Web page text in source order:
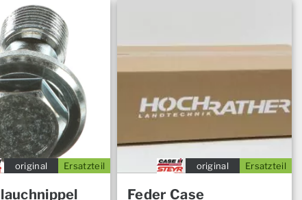
Ersatzteil
original Ersatzteil
original
Feder Case